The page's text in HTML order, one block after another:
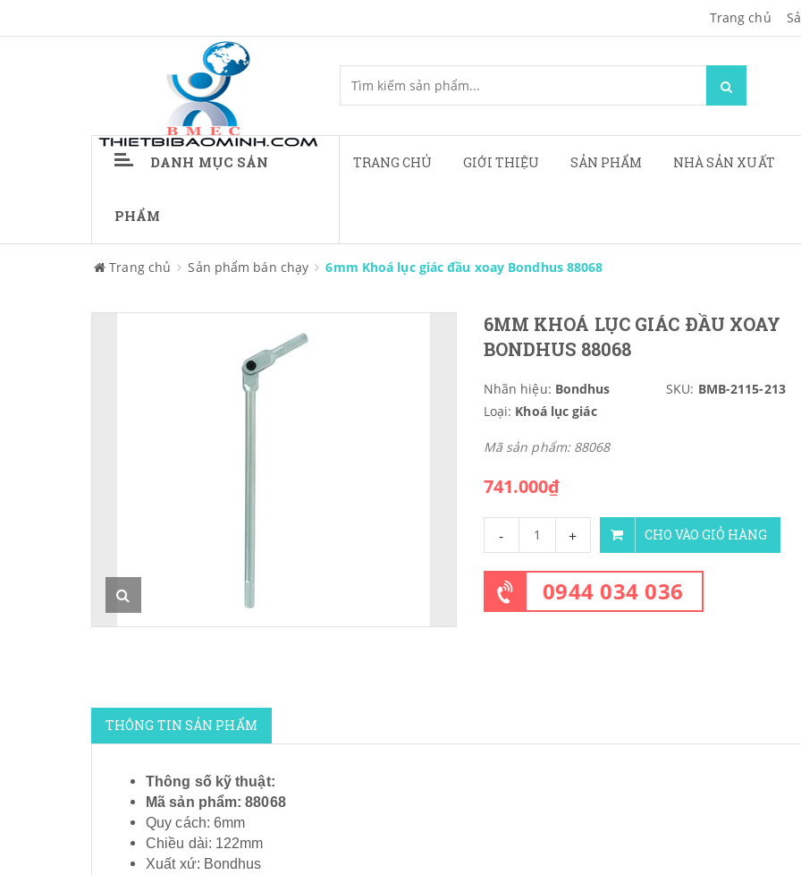
Trang chủ
DANH MỤC SẢN
PHẨM
TRANG CHỦ GIỚI THIỆU SẢN PHẨM NHÀ SẢN XUẤT
Trang chủ Sản phẩm bán chạy 6mm Khoá lục giác đầu xoay Bondhus 88068
6MM KHOÁ LỤC GIÁC ĐẦU XOAY
BONDHUS 88068
Nhãn hiệu: Bondhus SKU: BMB-2115-213
Loại: Khoá lục giác
Mã sản phẩm: 88068
741.000₫
- + CHO VÀO GIỎ HÀNG
0944 034 036
THÔNG TIN SẢN PHẨM
Thông số kỹ thuật:
Mã sản phẩm: 88068
Quy cách: 6mm
Chiều dài: 122mm
Xuất xứ: Bondhus